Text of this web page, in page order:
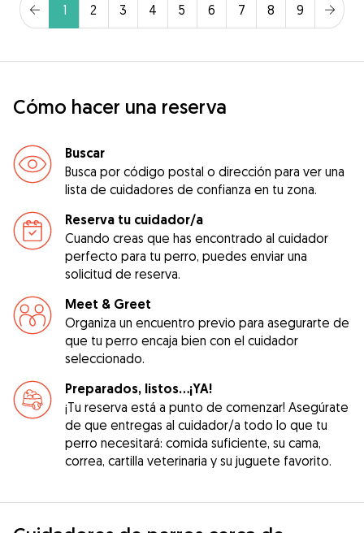
1 2 3 4 5 6 7 8 9
Cómo hacer una reserva
Buscar
Busca por código postal o dirección para ver una
lista de cuidadores de confianza en tu zona.
Reserva tu cuidador/a
Cuando creas que has encontrado al cuidador
perfecto para tu perro, puedes enviar una
solicitud de reserva.
Meet & Greet
Organiza un encuentro previo para asegurarte de
que tu perro encaja bien con el cuidador
seleccionado.
Preparados, listos...¡YA!
¡Tu reserva está a punto de comenzar! Asegúrate
de que entregas al cuidador/a todo lo que tu
perro necesitará: comida suficiente, su cama,
correa, cartilla veterinaria y su juguete favorito.